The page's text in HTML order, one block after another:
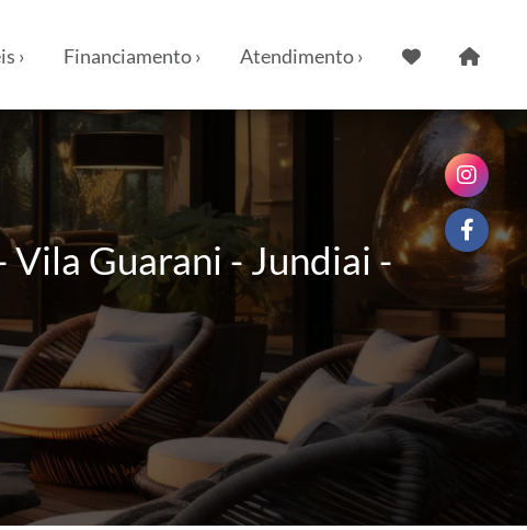
› Financiamento › Atendimento ›
Guarani - Jundiai -